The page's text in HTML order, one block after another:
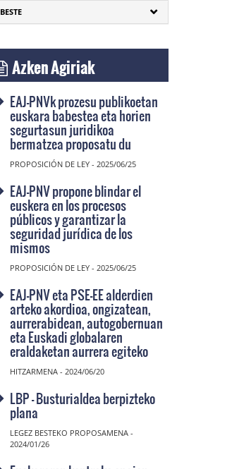
BESTE
Azken Agiriak
EAJ-PNVk prozesu publikoetan
euskara babestea eta horien
segurtasun juridikoa
bermatzea proposatu du
PROPOSICIÓN DE LEY - 2025/06/25
EAJ-PNV propone blindar el
euskera en los procesos
públicos y garantizar la
seguridad jurídica de los
mismos
PROPOSICIÓN DE LEY - 2025/06/25
EAJ-PNV eta PSE-EE alderdien
arteko akordioa, ongizatean,
aurrerabidean, autogobernuan
eta Euskadi globalaren
eraldaketan aurrera egiteko
HITZARMENA - 2024/06/20
LBP - Busturialdea berpizteko
plana
LEGEZ BESTEKO PROPOSAMENA -
2024/01/26